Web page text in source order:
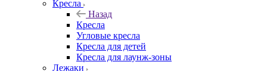
Кресла
Назад
Кресла
Угловые кресла
Кресла для детей
Кресла для лаунж-зоны
Лежаки